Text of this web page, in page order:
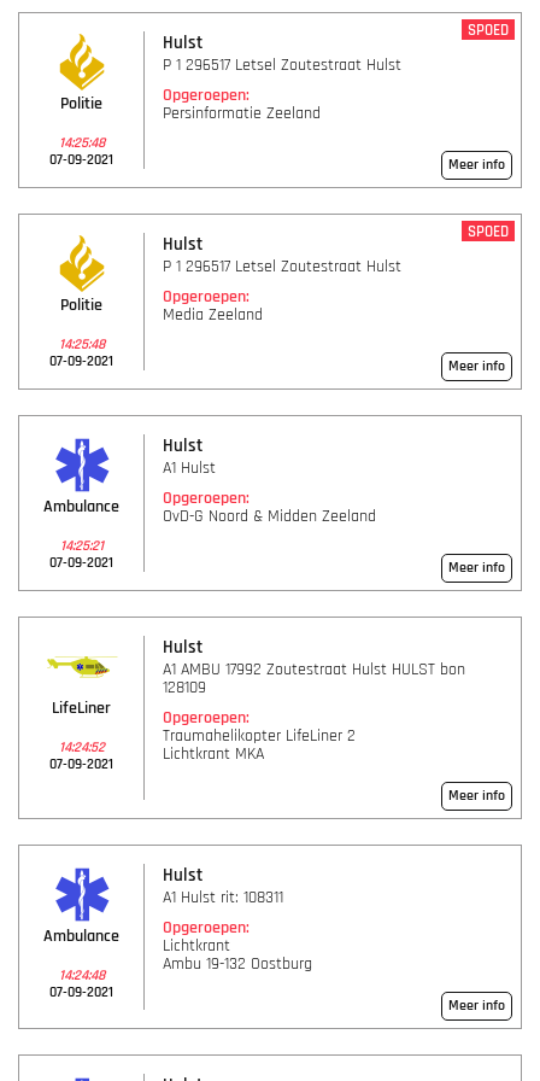
Politie
14:25:48
07-09-2021
Hulst
SPOED
P 1 296517 Letsel Zoutestraat Hulst
Opgeroepen:
Persinformatie Zeeland
Meer info
Politie
14:25:48
07-09-2021
Hulst
SPOED
P 1 296517 Letsel Zoutestraat Hulst
Opgeroepen:
Media Zeeland
Meer info
Ambulance
14:25:21
07-09-2021
Hulst
A1 Hulst
Opgeroepen:
OvD-G Noord & Midden Zeeland
Meer info
LifeLiner
14:24:52
07-09-2021
Hulst
A1 AMBU 17992 Zoutestraat Hulst HULST bon
128109
Opgeroepen:
Traumahelikopter LifeLiner 2
Lichtkrant MKA
Meer info
Ambulance
14:24:48
07-09-2021
Hulst
A1 Hulst rit: 108311
Opgeroepen:
Lichtkrant
Ambu 19-132 Oostburg
Meer info